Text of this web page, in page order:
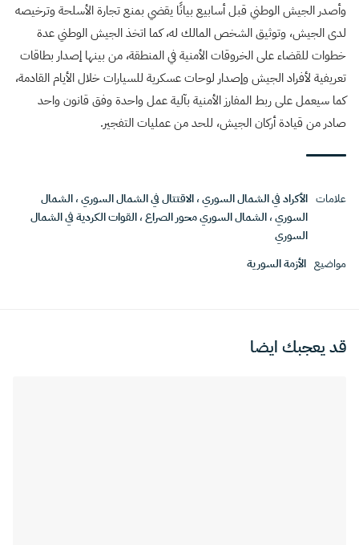
وأصدر الجيش الوطني قبل أسابيع بيانًا يقضي بمنع تجارة الأسلحة وترخيصه
لدى الجيش، وتوثيق الشخص المالك له، كما اتخذ الجيش الوطني عدة
خطوات للقضاء على الخروقات الأمنية في المنطقة، من بينها إصدار بطاقات
تعريفية لأفراد الجيش وإصدار لوحات عسكرية للسيارات خلال الأيام القادمة،
كما سيعمل على ربط المفارز الأمنية بآلية عمل واحدة وفق قانون واحد
صادر من قيادة أركان الجيش، للحد من عمليات التفجير.
علامات الأكراد في الشمال السوري،الاقتتال في الشمال السوري،الشمال
السوري،الشمال السوري محور الصراع،القوات الكردية في الشمال
السوري
مواضيع الأزمة السورية
قد يعجبك ايضا